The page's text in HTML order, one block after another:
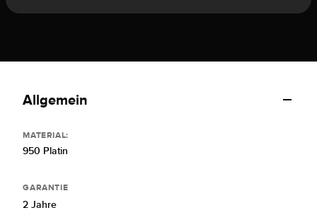
Allgemein
MATERIAL:
950 Platin
GARANTIE
2 Jahre